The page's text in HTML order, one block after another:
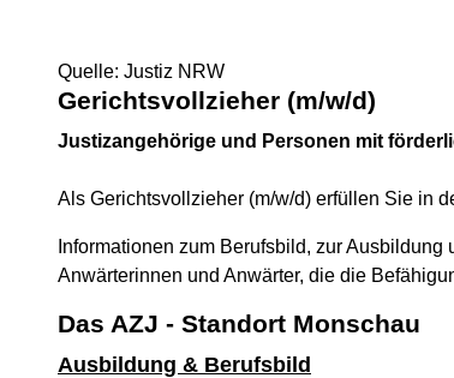
Quelle: Justiz NRW
Gerichtsvollzieher (m/w/d)
Justizangehörige und Personen mit
Als Gerichtsvollzieher (m/w/d) erfüllen Sie in
Informationen zum Berufsbild, zur
Anwärterinnen und Anwärter, die die
Das AZJ - Standort Monschau
Ausbildung & Berufsbild